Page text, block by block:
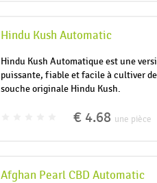
Hindu Kush Automatic
Hindu Kush Automatique est une
puissante, fiable et facile à cultiver
souche originale Hindu Kush.
€ 4.68 une pièce
Afghan Pearl CBD Automatic